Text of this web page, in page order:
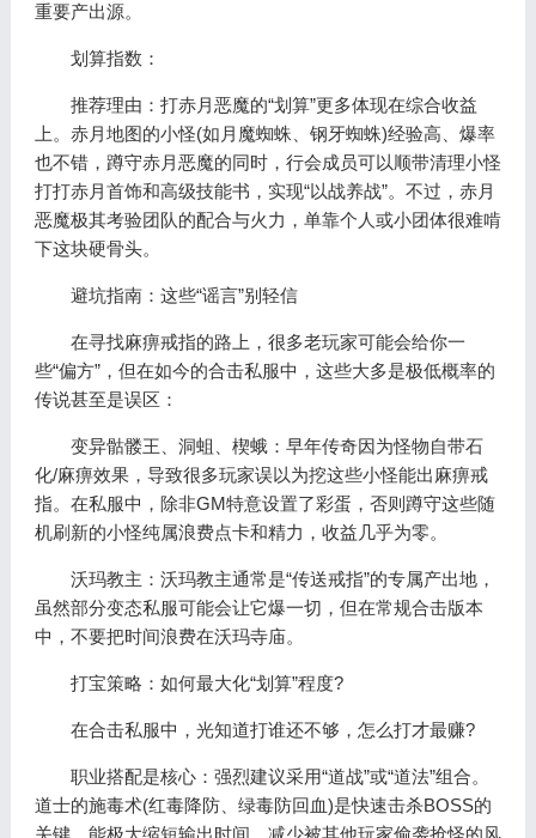
重要产出源。
划算指数：
推荐理由：打赤月恶魔的“划算”更多体现在综合收益
上。赤月地图的小怪(如月魔蜘蛛、钢牙蜘蛛)经验高、爆率
也不错，蹲守赤月恶魔的同时，行会成员可以顺带清理小怪
打打赤月首饰和高级技能书，实现“以战养战”。不过，赤月
恶魔极其考验团队的配合与火力，单靠个人或小团体很难啃
下这块硬骨头。
避坑指南：这些“谣言”别轻信
在寻找麻痹戒指的路上，很多老玩家可能会给你一
些“偏方”，但在如今的合击私服中，这些大多是极低概率的
传说甚至是误区：
变异骷髅王、洞蛆、楔蛾：早年传奇因为怪物自带石
化/麻痹效果，导致很多玩家误以为挖这些小怪能出麻痹戒
指。在私服中，除非GM特意设置了彩蛋，否则蹲守这些随
机刷新的小怪纯属浪费点卡和精力，收益几乎为零。
沃玛教主：沃玛教主通常是“传送戒指”的专属产出地，
虽然部分变态私服可能会让它爆一切，但在常规合击版本
中，不要把时间浪费在沃玛寺庙。
️打宝策略：如何最大化“划算”程度?
在合击私服中，光知道打谁还不够，怎么打才最赚?
职业搭配是核心：强烈建议采用“道战”或“道法”组合。
道士的施毒术(红毒降防、绿毒防回血)是快速击杀BOSS的
关键，能极大缩短输出时间，减少被其他玩家偷袭抢怪的风